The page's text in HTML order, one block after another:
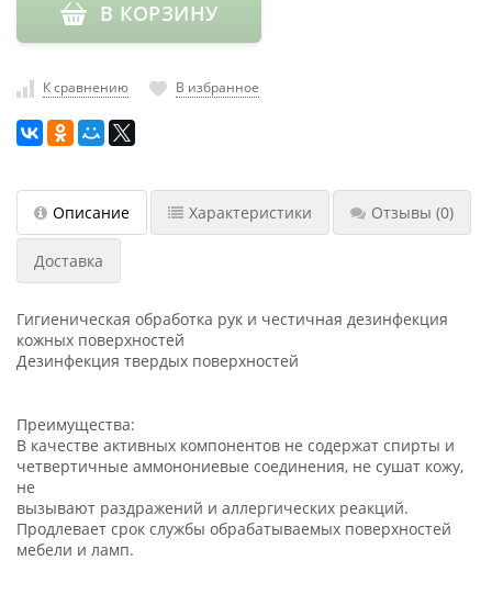
Фрезы и
насадки
инструмента
РАСПРОДАЖА
В КОРЗИНУ
К сравнению В избранное
Описание Характеристики Отзывы (0)
Доставка
Гигиеническая обработка рук и честичная дезинфекция
кожных поверхностей
Дезинфекция твердых поверхностей
Преимущества:
В качестве активных компонентов не содержат спирты и
четвертичные аммонониевые соединения, не сушат кожу,
не
вызывают раздражений и аллергических реакций.
Продлевает срок службы обрабатываемых поверхностей
мебели и ламп.